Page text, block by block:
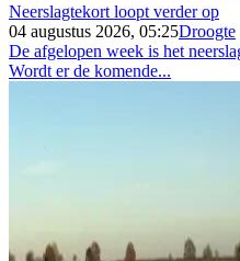
Neerslagtekort loopt verder op
04 augustus 2026, 05:25Droogte
De afgelopen week is het
Wordt er de komende...